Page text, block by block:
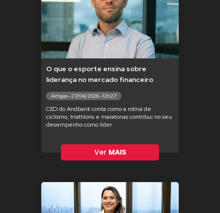
O que o esporte ensina sobre
liderança no mercado financeiro
Artigos - 27/04/2026 - 12h27
CEO do Andbank conta como a rotina de
ciclismo, triathlons e maratonas contribui no seu
desempenho como líder
Ver MAIS